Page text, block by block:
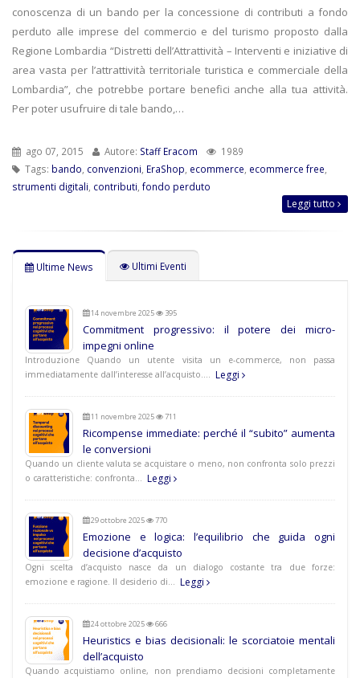
conoscenza di un bando per la concessione di contributi a fondo
perduto alle imprese del commercio e del turismo proposto dalla
Regione Lombardia “Distretti dell’Attrattività – Interventi e iniziative di
area vasta per l’attrattività territoriale turistica e commerciale della
Lombardia”, che potrebbe portare benefici anche alla tua attività.
Per poter usufruire di tale bando,…
ago 07, 2015 Autore: Staff Eracom
1989
Tags: bando convenzioni EraShop ecommerce ecommerce free
strumenti digitali contributi fondo perduto
Leggi tutto
Ultime News Ultimi Eventi
14 novembre 2025 395
Commitment progressivo: il potere dei micro-
impegni online
Introduzione Quando un utente visita un e-commerce, non passa
immediatamente dall’interesse all’acquisto.… Leggi
11 novembre 2025 711
Ricompense immediate: perché il “subito” aumenta
le conversioni
Quando un cliente valuta se acquistare o meno, non confronta solo prezzi
o caratteristiche: confronta… Leggi
29 ottobre 2025 770
Emozione e logica: l’equilibrio che guida ogni
decisione d’acquisto
Ogni scelta d’acquisto nasce da un dialogo costante tra due forze:
emozione e ragione. Il desiderio di… Leggi
24 ottobre 2025 666
Heuristics e bias decisionali: le scorciatoie mentali
dell’acquisto
Quando acquistiamo online, non prendiamo decisioni completamente